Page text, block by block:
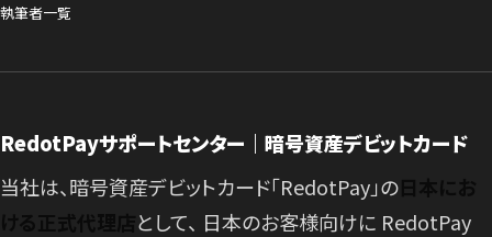
執筆者一覧
RedotPayサポートセンター｜暗号資産デビットカード
当社は、暗号資産デビットカード「RedotPay」の
として、 日本のお客様向けに RedotPay